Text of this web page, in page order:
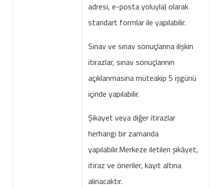
adresi, e-posta yoluyla) olarak
standart formlar ile yapılabilir.
Sınav ve sınav sonuçlarına ilişkin
itirazlar, sınav sonuçlarının
açıklanmasına müteakip 5 işgünü
içinde yapılabilir.
Şikayet veya diğer itirazlar
herhangi bir zamanda
yapılabilir.Merkeze iletilen şikâyet,
itiraz ve öneriler, kayıt altına
alınacaktır.